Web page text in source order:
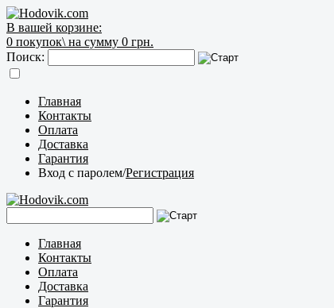
В вашей корзине:
0 покупок\ на сумму 0 грн.
Поиск:
Главная
Контакты
Оплата
Доставка
Гарантия
Вход с паролем/Регистрация
Главная
Контакты
Оплата
Доставка
Гарантия